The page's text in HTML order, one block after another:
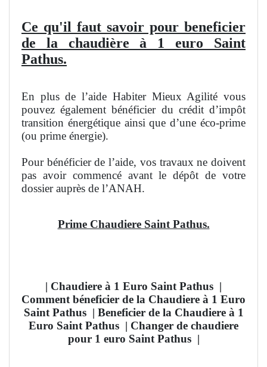
Ce qu'il faut savoir pour beneficier
de la chaudière à 1 euro Saint
Pathus.
En plus de l’aide Habiter Mieux Agilité vous
pouvez également bénéficier du crédit d’impôt
transition énergétique ainsi que d’une éco-prime
(ou prime énergie).
Pour bénéficier de l’aide, vos travaux ne doivent
pas avoir commencé avant le dépôt de votre
dossier auprès de l’ANAH.
Prime Chaudiere Saint Pathus.
| Chaudiere à 1 Euro Saint Pathus |
Comment béneficier de la Chaudiere à 1 Euro
Saint Pathus | Beneficier de la Chaudiere à 1
Euro Saint Pathus | Changer de chaudiere
pour 1 euro Saint Pathus |